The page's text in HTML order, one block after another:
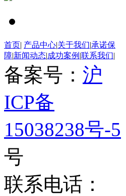
首页| 产品中心|关于我们|承诺保
障|新闻动态|成功案例 |联系我们|
备案号： 沪
ICP备
15038238号-5
号
联系电话：